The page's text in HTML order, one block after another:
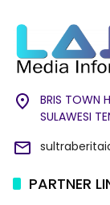
BRIS TOWN
SULAWESI
PARTNER